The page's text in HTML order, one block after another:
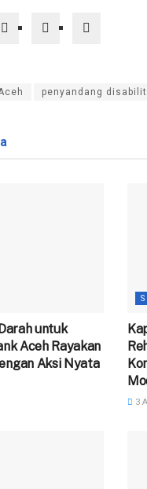
penyandang
untuk
Aceh Rayakan
Aksi Nyata
3